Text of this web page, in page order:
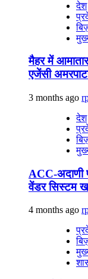
देश
मैहर में
एजेंसी
3 months ago
देश
ACC-
वेंडर सिस्टम
4 months ago